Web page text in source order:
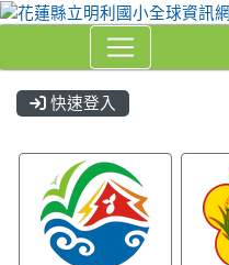
快速登入